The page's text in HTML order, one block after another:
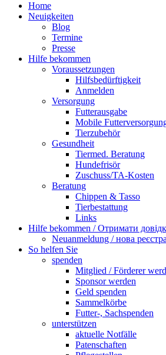
Home
Neuigkeiten
Blog
Termine
Presse
Hilfe bekommen
Voraussetzungen
Hilfsbedürftigkeit
Anmelden
Versorgung
Futterausgabe
Mobile
Tierzubehör
Gesundheit
Tiermed. Beratung
Hundefrisör
Zuschuss/TA-Kosten
Beratung
Chippen & Tasso
Tierbestattung
Links
Hilfe bekommen / Отримати
Neuanmeldung / нова
So helfen Sie
spenden
Mitglied / Förderer
Sponsor werden
Geld spenden
Sammelkörbe
Futter-, Sachspenden
unterstützen
aktuelle Notfälle
Patenschaften